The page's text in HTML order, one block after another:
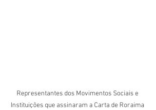
Representantes dos Movimentos Sociais e
Instituições que assinaram a Carta de Roraima